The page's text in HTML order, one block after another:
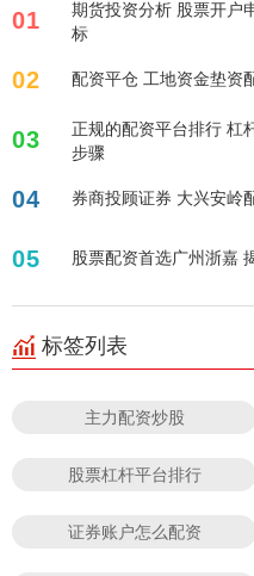
01
期货投资分析 股票开户
标
02 配资平仓 工地资金垫资
03
正规的配资平台排行 杠
步骤
04 券商投顾证券 大兴安岭
05 股票配资首选广州浙嘉
标签列表
主力配资炒股
股票杠杆平台排行
证券账户怎么配资